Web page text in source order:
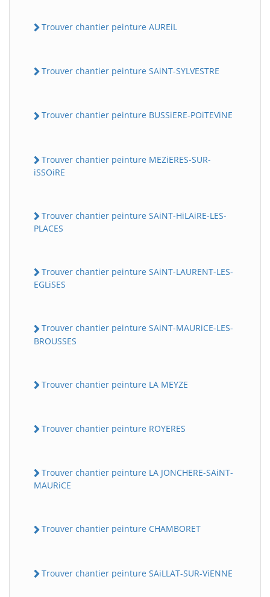
Trouver chantier peinture AUREiL
Trouver chantier peinture SAiNT-SYLVESTRE
Trouver chantier peinture BUSSiERE-POiTEViNE
Trouver chantier peinture MEZiERES-SUR-
iSSOiRE
Trouver chantier peinture SAiNT-HiLAiRE-LES-
PLACES
Trouver chantier peinture SAiNT-LAURENT-LES-
EGLiSES
Trouver chantier peinture SAiNT-MAURiCE-LES-
BROUSSES
Trouver chantier peinture LA MEYZE
Trouver chantier peinture ROYERES
Trouver chantier peinture LA JONCHERE-SAiNT-
MAURiCE
Trouver chantier peinture CHAMBORET
Trouver chantier peinture SAiLLAT-SUR-ViENNE